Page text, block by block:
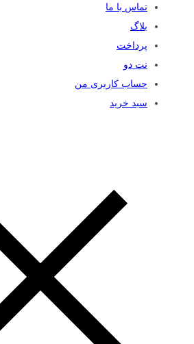
تماس با ما
بلاگ
پرداخت
نت دو
حساب کاربری من
سبد خرید